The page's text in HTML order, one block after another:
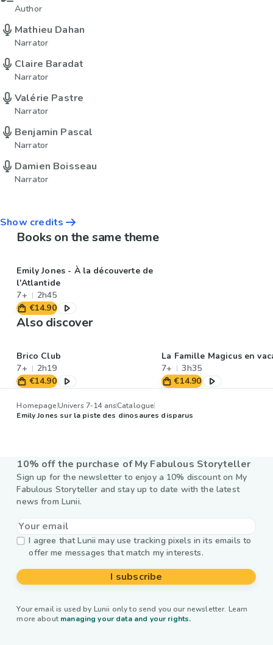
Author
Mathieu Dahan
Narrator
Claire Baradat
Narrator
Valérie Pastre
Narrator
Benjamin Pascal
Narrator
Damien Boisseau
Narrator
Show credits
Books on the same theme
Emily Jones - À la découverte de
l'Atlantide
7+
2h45
€14.90
Also discover
Brico Club
7+
2h19
€14.90
La Famille Magicus en
7+
3h35
€14.90
HomepageUnivers 7-14 ansCatalogue
Emily Jones sur la piste des dinosaures disparus
10% off the purchase of My Fabulous Storyteller
Sign up for the newsletter to enjoy a 10% discount on My
Fabulous Storyteller and stay up to date with the latest
news from Lunii.
I agree that Lunii may use tracking pixels in its emails to
offer me messages that match my interests.
I subscribe
Your email is used by Lunii only to send you our newsletter. Learn
more about managing your data and your rights.